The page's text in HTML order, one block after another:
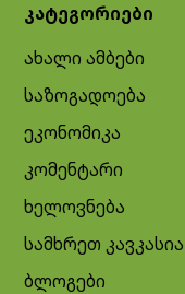
კატეგორიები
ახალი ამბები
საზოგადოება
ეკონომიკა
კომენტარი
ხელოვნება
სამხრეთ კავკასია
ბლოგები